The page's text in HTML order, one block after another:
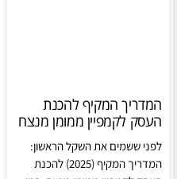
המדריך המקיף להכנת
העסק לקמפיין ממומן מנצח
לפני ששמים את השקל הראשון:
המדריך המקיף (2025) להכנת